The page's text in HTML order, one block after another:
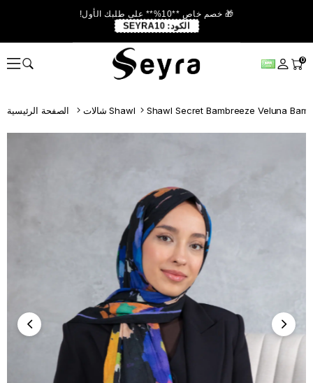
🎁 خصم خاص **10%** على طلبك الأول!
الكود: SEYRA10
0
شالات Shawl